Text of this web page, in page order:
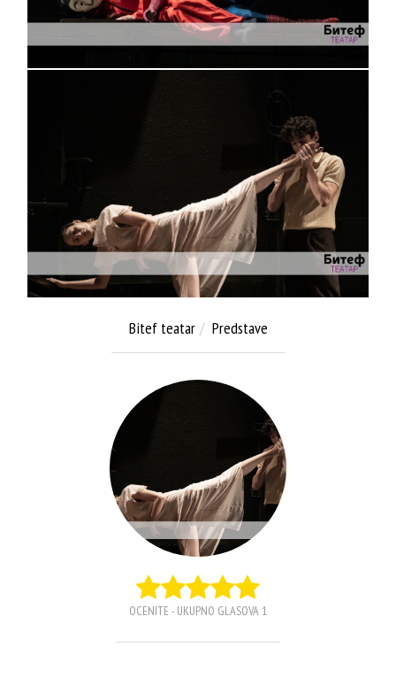
Bitef teatar Predstave
OCENITE - UKUPNO GLASOVA 1